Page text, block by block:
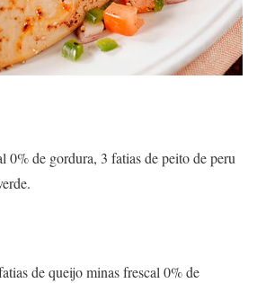
0% de gordura, 3 fatias de peito de peru
de queijo minas frescal 0% de